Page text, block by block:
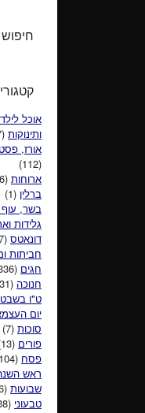
אוכל
ותינוקות (427)
אורז,
(112)
ארוחות (46)
ברלין (1)
בשר, עוף
גלידות
דונאטס (7)
חביתות
חגים (336)
חנוכה (31)
ט"ו בשבט
יום
סוכות (7)
פורים (13)
פסח (104)
ראש
שבועות (106)
טבעוני (238)